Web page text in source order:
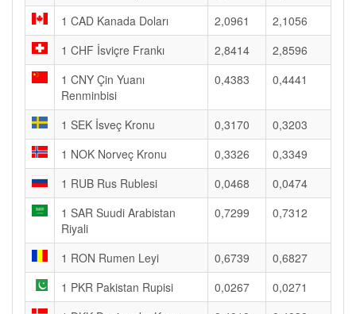
1 CAD Kanada Doları
2,0961
2,1056
1 CHF İsviçre Frankı
2,8414
2,8596
1 CNY Çin Yuanı
Renminbisi
0,4383 0,4441
1 SEK İsveç Kronu 0,3170
0,3203
1 NOK Norveç Kronu
0,3326
0,3349
1 RUB Rus Rublesi
0,0468
0,0474
1 SAR Suudi Arabistan
Riyali
0,7299 0,7312
1 RON Rumen Leyi 0,6739
0,6827
1 PKR Pakistan Rupisi
0,0267
0,0271